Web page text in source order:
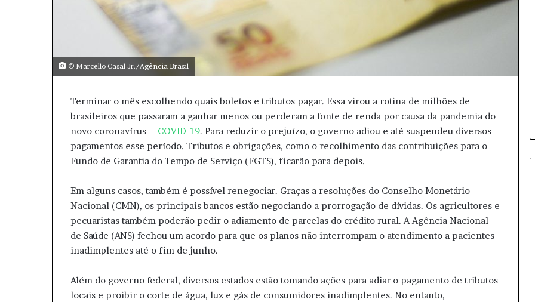
© Marcello Casal Jr./Agência Brasil
Terminar o mês escolhendo quais boletos e tributos pagar. Essa virou a rotina de milhões de
brasileiros que passaram a ganhar menos ou perderam a fonte de renda por causa da pandemia do
novo coronavírus – COVID-19. Para reduzir o prejuízo, o governo adiou e até suspendeu diversos
pagamentos esse período. Tributos e obrigações, como o recolhimento das contribuições para o
Fundo de Garantia do Tempo de Serviço (FGTS), ficarão para depois.
Em alguns casos, também é possível renegociar. Graças a resoluções do Conselho Monetário
Nacional (CMN), os principais bancos estão negociando a prorrogação de dívidas. Os agricultores e
pecuaristas também poderão pedir o adiamento de parcelas do crédito rural. A Agência Nacional
de Saúde (ANS) fechou um acordo para que os planos não interrompam o atendimento a pacientes
inadimplentes até o fim de junho.
Além do governo federal, diversos estados estão tomando ações para adiar o pagamento de tributos
locais e proibir o corte de água, luz e gás de consumidores inadimplentes. No entanto,
a
a
s
p
A
:
O
s
i
g
ocultos para sua saúde